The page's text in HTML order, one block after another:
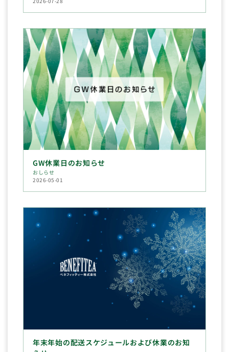
GW休業日のお知らせ
おしらせ
2026-05-01
年末年始の配送スケジュールおよび休業のお知